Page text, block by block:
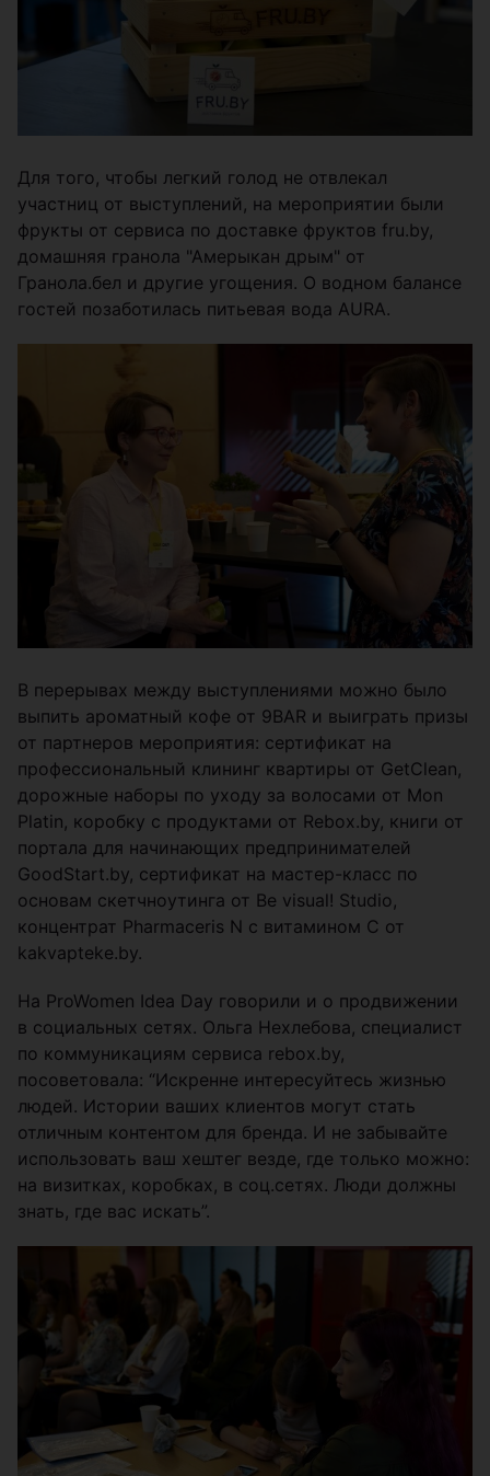
Для того, чтобы легкий голод не отвлекал
участниц от выступлений, на мероприятии были
фрукты от сервиса по доставке фруктов fru.by,
домашняя гранола "Амерыкан дрым" от
Гранола.бел и другие угощения. О водном балансе
гостей позаботилась питьевая вода AURA.
В перерывах между выступлениями можно было
выпить ароматный кофе от 9BAR и выиграть призы
от партнеров мероприятия: сертификат на
профессиональный клининг квартиры от GetClean,
дорожные наборы по уходу за волосами от Mon
Platin, ️коробку с продуктами от Rebox.by, книги от
портала для начинающих предпринимателей
GoodStart.by, ️сертификат на мастер-класс по
основам скетчноутинга от Be visual! Studio,
концентрат Pharmaceris N с витамином С от
kakvapteke.by.
На ProWomen Idea Day говорили и о продвижении
в социальных сетях. Ольга Нехлебова, специалист
по коммуникациям сервиса rebox.by,
посоветовала: “Искренне интересуйтесь жизнью
людей. Истории ваших клиентов могут стать
отличным контентом для бренда. И не забывайте
использовать ваш хештег везде, где только можно:
на визитках, коробках, в соц.сетях. Люди должны
знать, где вас искать”.